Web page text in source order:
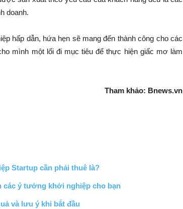
doanh.
hấp dẫn, hứa hẹn sẽ mang đến thành công cho các
mình một lối đi mục tiêu để thực hiện giấc mơ làm
Tham khảo: Bnews.vn
Startup cần phải thuê là?
các ý tưởng khởi nghiệp cho bạn
và lưu ý khi bắt đầu